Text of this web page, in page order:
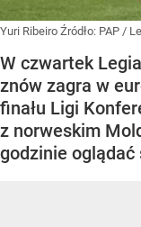
Yuri Ribeiro Źródło: PAP /
W czwartek
znów zagra w
finału Ligi
z norweskim
godzinie oglądać